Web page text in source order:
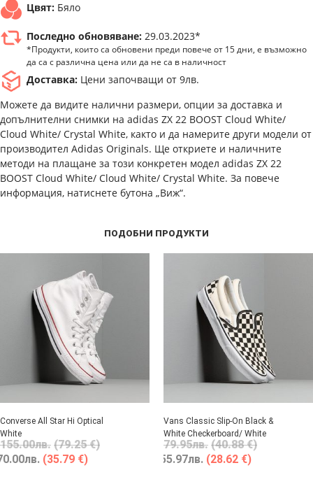
Цвят: Бяло
Последно обновяване: 29.03.2023*
*Продукти, които са обновени преди повече от 15 дни, е възможно
да са с различна цена или да не са в наличност
Доставка: Цени започващи от 9лв.
Можете да видите налични размери, опции за доставка и
допълнителни снимки на adidas ZX 22 BOOST Cloud White/
Cloud White/ Crystal White, както и да намерите други модели от
производител Adidas Originals. Ще откриете и наличните
методи на плащане за този конкретен модел adidas ZX 22
BOOST Cloud White/ Cloud White/ Crystal White. За повече
информация, натиснете бутона „Виж“.
ПОДОБНИ ПРОДУКТИ
Converse All Star Hi Optical
White
155.00лв. (79.25 €)
лв. (35.79 €)
Vans Classic Slip-On Black &
White Checkerboard/ White
79.95лв. (40.88 €)
55.97лв. (28.62 €)